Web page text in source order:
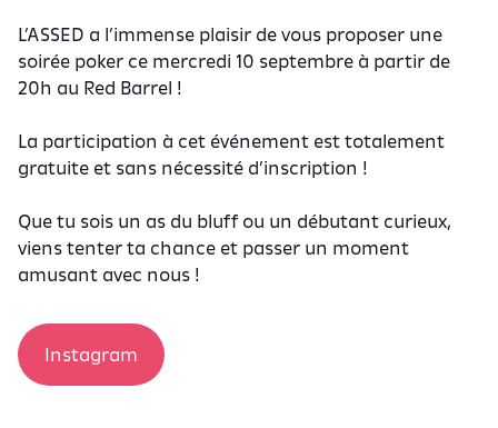
L’ASSED a l’immense plaisir de vous proposer une
soirée poker ce mercredi 10 septembre à partir de
20h au Red Barrel !
La participation à cet événement est totalement
gratuite et sans nécessité d’inscription !
Que tu sois un as du bluff ou un débutant curieux,
viens tenter ta chance et passer un moment
amusant avec nous !
Instagram